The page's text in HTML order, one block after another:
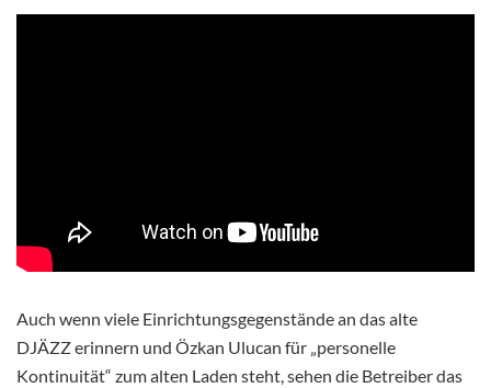
Auch wenn viele Einrichtungsgegenstände an das alte
DJÄZZ erinnern und Özkan Ulucan für „personelle
Kontinuität“ zum alten Laden steht, sehen die Betreiber das